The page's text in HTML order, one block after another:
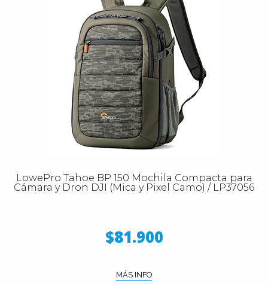
LowePro Tahoe BP 150 Mochila Compacta para
Cámara y Dron DJI (Mica y Pixel Camo) / LP37056
$81.900
MÁS INFO